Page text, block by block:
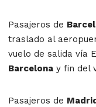
Pasajeros de
traslado al
vuelo de salida vía
Barcelona y fin del
Pasajeros de